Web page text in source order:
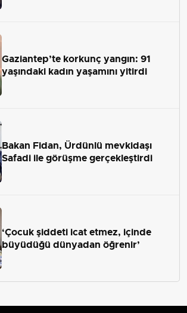
Gaziantep’te korkunç yangın: 91
yaşındaki kadın yaşamını yitirdi
Bakan Fidan, Ürdünlü mevkidaşı
Safadi ile görüşme gerçekleştirdi
‘Çocuk şiddeti icat etmez, içinde
büyüdüğü dünyadan öğrenir’